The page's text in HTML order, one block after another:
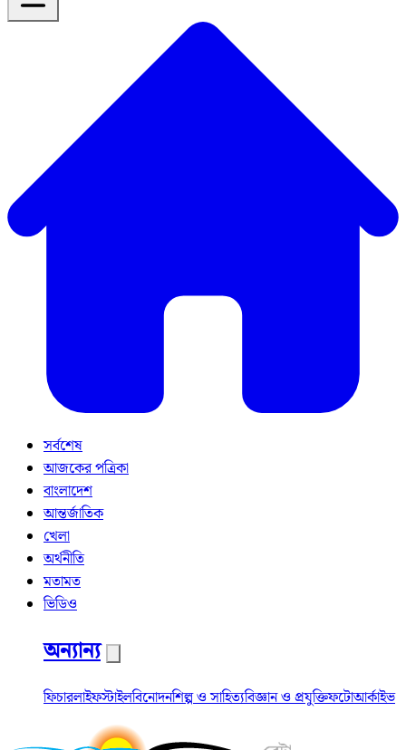
সর্বশেষ
আজকের পত্রিকা
বাংলাদেশ
আন্তর্জাতিক
খেলা
অর্থনীতি
মতামত
ভিডিও
অন্যান্য
ফিচারলাইফস্টাইলবিনোদনশিল্প ও সাহিত্যবিজ্ঞান ও প্রযুক্তিফটোআর্কাইভ